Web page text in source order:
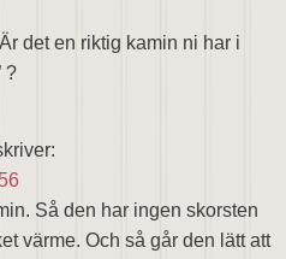
det en riktig kamin ni har i
?
Så den har ingen skorsten
värme. Och så går den lätt att